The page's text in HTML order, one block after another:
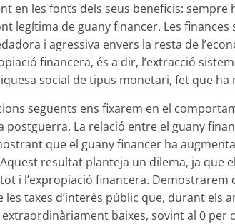
en les fonts dels seus beneficis: sempre
legítima de guany financer. Les
i agressiva envers la resta de
financera, és a dir, l’extracció
social de tipus monetari, fet que
següents ens fixarem en el
postguerra. La relació entre el guany
que el guany financer ha
resultat planteja un dilema, ja que
i l’expropiació financera. Demostrarem
taxes d’interès públic que, durant els
extraordinàriament baixes, sovint al 0 per